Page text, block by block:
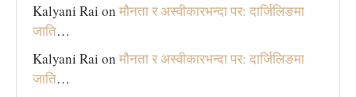
Kalyani Rai on मौनता र अस्वीकारभन्दा पर: दार्जिलिङमा
जाति…
Kalyani Rai on मौनता र अस्वीकारभन्दा पर: दार्जिलिङमा
जाति…